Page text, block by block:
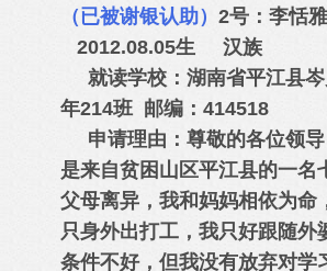
（已被谢银认助） 2号：李
2012.08.05生 汉族
就读学校：湖南省平江县岑
年214班 邮编：414518
申请理由：尊敬的各位领导
是来自贫困山区平江县的一名
父母离异，我和妈妈相依为命
只身外出打工，我只好跟随外
条件不好，但我没有放弃对学